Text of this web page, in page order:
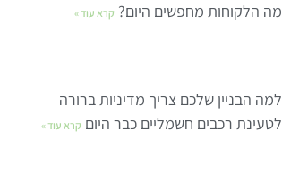
מה הלקוחות מחפשים היום? קרא עוד »
למה הבניין שלכם צריך מדיניות ברורה
לטעינת רכבים חשמליים כבר היום קרא עוד »